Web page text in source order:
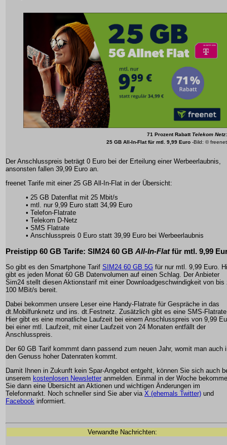
71 Prozent Rabatt Telekom Netz:
25 GB All-In-Flat für mtl. 9,99 Euro -Bild: © freenet
Der Anschlusspreis beträgt 0 Euro bei der Erteilung einer Werbeerlaubnis,
ansonsten fallen 39,99 Euro an.
freenet Tarife mit einer 25 GB All-In-Flat in der Übersicht:
• 25 GB Datenflat mit 25 Mbit/s
• mtl. nur 9,99 Euro statt 34,99 Euro
• Telefon-Flatrate
• Telekom D-Netz
• SMS Flatrate
• Anschlusspreis 0 Euro statt 39,99 Euro bei Werbeerlaubnis
Preistipp 60 GB Tarife: SIM24 60 GB All-In-Flatfür mtl. 9,99
So gibt es den Smartphone Tarif SIM24 60 GB 5G für nur mtl. 9,99 Euro.
gibt es jeden Monat 60 GB Datenvolumen auf einen Schlag. Der Anbieter
Sim24 stellt diesen Aktionstarif mit einer Downloadgeschwindigkeit von bis
100 MBit/s bereit.
Dabei bekommen unsere Leser eine Handy-Flatrate für Gespräche in das
dt.Mobilfunknetz und ins. dt.Festnetz. Zusätzlich gibt es eine SMS-
Hier gibt es eine monatliche Laufzeit bei einem Anschlusspreis von 9,99
bei einer mtl. Laufzeit, mit einer Laufzeit von 24 Monaten entfällt der
Anschlusspreis.
Der 60 GB Tarif kommmt dann passend zum neuen Jahr, womit man auch
den Genuss hoher Datenraten kommt.
Damit Ihnen in Zukunft kein Spar-Angebot entgeht, können Sie sich auch
unserem kostenlosen Newsletter anmelden. Einmal in der Woche
Sie dann eine Übersicht an Aktionen und wichtigen Änderungen im
Telefonmarkt. Noch schneller sind Sie aber via X (ehemals Twitter) und
Facebook informiert.
Verwandte Nachrichten: